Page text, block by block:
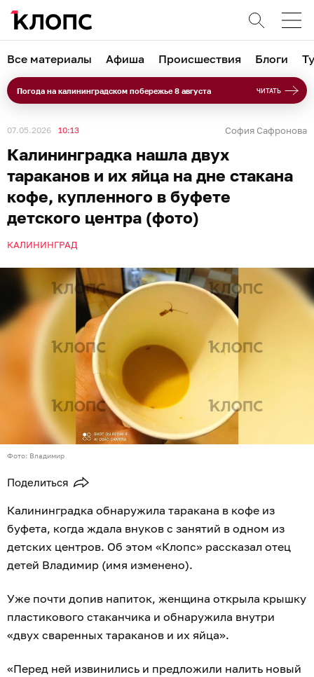
Все материалы Афиша Происшествия Блоги
Погода на калининградском побережье 8 августа ЧИТАТЬ
07.05.2026 10:13 София Сафронова
Калининградка нашла двух
тараканов и их яйца на дне стакана
кофе, купленного в буфете
детского центра (фото)
КАЛИНИНГРАД
Фото: Владимир
Поделиться
Калининградка обнаружила таракана в кофе из
буфета, когда ждала внуков с занятий в одном из
детских центров. Об этом «Клопс» рассказал отец
детей Владимир (имя изменено).
Уже почти допив напиток, женщина открыла крышку
пластикового стаканчика и обнаружила внутри
«двух сваренных тараканов и их яйца».
«Перед ней извинились и предложили налить новый